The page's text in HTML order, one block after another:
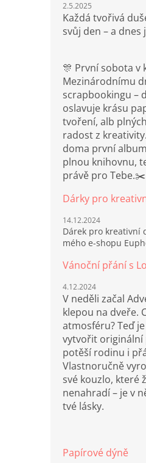
2.5.2025
Každá tvořivá
svůj den – a dnes
🎊 První sobota v
Mezinárodnímu
scrapbookingu –
oslavuje krásu
tvoření, alb
radost z
doma první
plnou knihovnu,
právě pro Tebe.✂️
Dárky pro
14.12.2024
Dárek pro kreativní
mého e-shopu
Vánoční přání s
4.12.2024
V neděli začal
klepou na dveře.
atmosféru? Teď
vytvořit originální
potěší rodinu i
Vlastnoručně
své kouzlo, které
nenahradí – je v
tvé lásky.
Papírové dýně